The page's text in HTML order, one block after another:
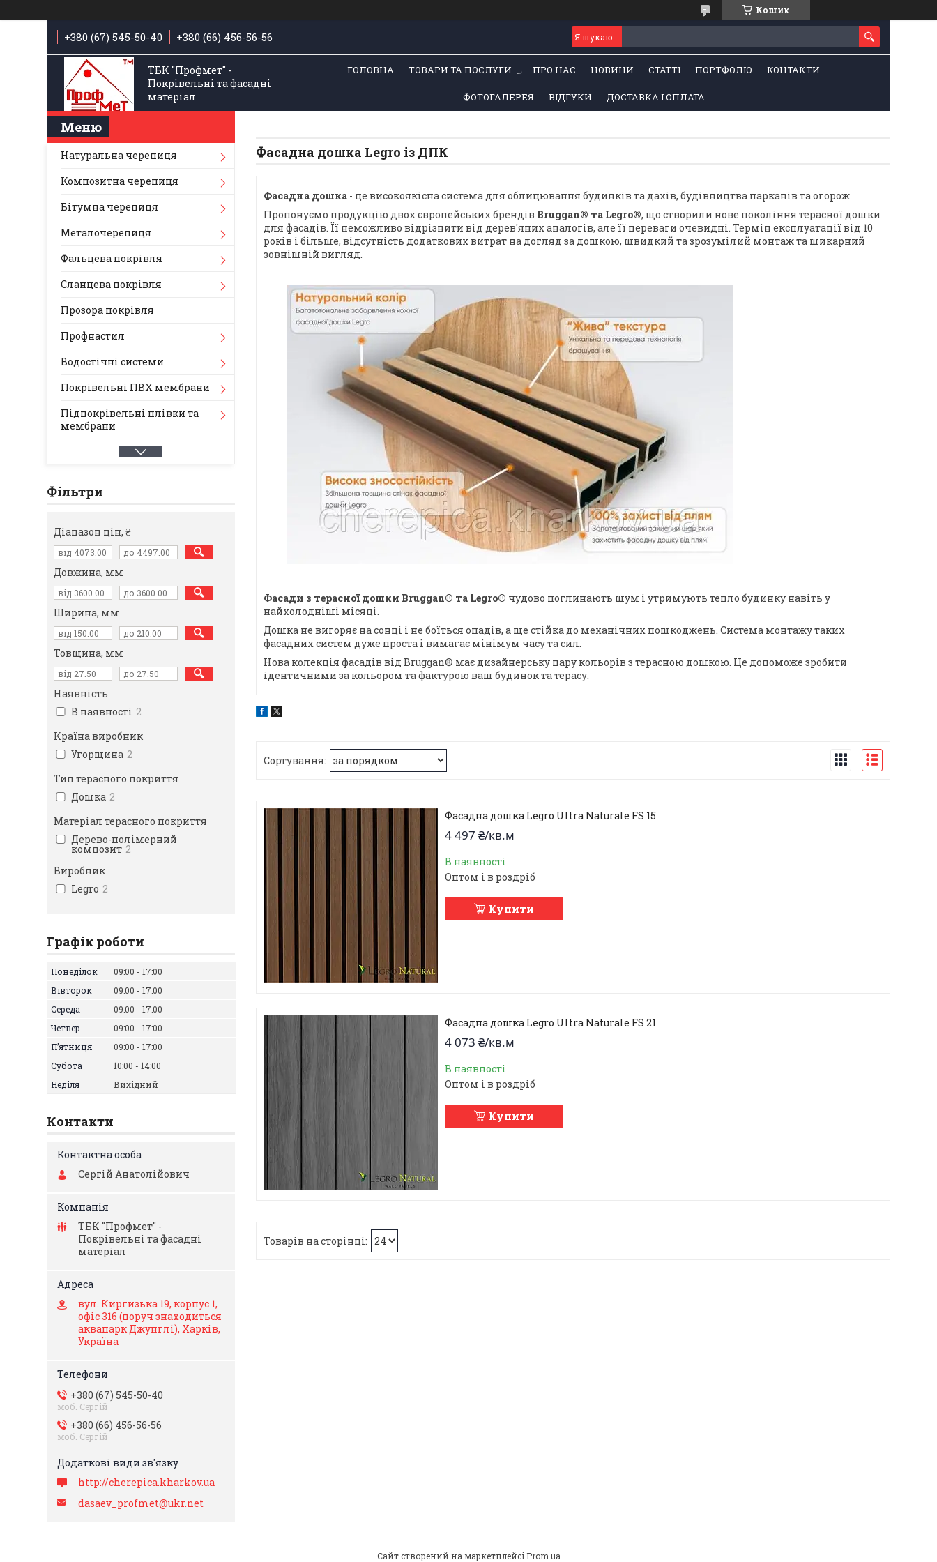
Кошик
+380 (67) 545-50-40 +380 (66) 456-56-56
ТБК "Профмет" -
Покрівельні та фасадні
матеріал
ГОЛОВНА ТОВАРИ ТА ПОСЛУГИ ПРО НАС НОВИНИ СТАТТІ ПОРТФОЛІО КОНТАКТИ
ФОТОГАЛЕРЕЯ ВІДГУКИ ДОСТАВКА І ОПЛАТА
Фасадна дошка Legro із ДПК
Фасадна дошка - це високоякісна система для облицювання будинків та дахів, будівництва парканів та огорож
Пропонуємо продукцію двох європейських брендів Bruggan® та Legro®, що створили нове покоління терасної дошки
для фасадів. Її неможливо відрізнити від дерев'яних аналогів, але її переваги очевидні. Термін експлуатації від 10
років і більше, відсутність додаткових витрат на догляд за дошкою, швидкий та зрозумілий монтаж та шикарний
зовнішній вигляд.
Фасади з терасної дошки Bruggan® та Legro® чудово поглинають шум і утримують тепло будинку навіть у
найхолодніші місяці.
Дошка не вигоряє на сонці і не боїться опадів, а ще стійка до механічних пошкоджень. Система монтажу таких
фасадних систем дуже проста і вимагає мінімум часу та сил.
Нова колекція фасадів від Bruggan® має дизайнерську пару кольорів з терасною дошкою. Це допоможе зробити
ідентичними за кольором та фактурою ваш будинок та терасу.
Фасадна дошка Legro Ultra Naturale FS 15
4 497 ₴/кв.м
В наявності
Оптом і в роздріб
Купити
Фасадна дошка Legro Ultra Naturale FS 21
4 073 ₴/кв.м
В наявності
Оптом і в роздріб
Купити
Натуральна черепиця
Композитна черепиця
Бітумна черепиця
Металочерепиця
Фальцева покрівля
Сланцева покрівля
Прозора покрівля
Профнастил
Водостічні системи
Покрівельні ПВХ мембрани
Підпокрівельні плівки та
мембрани
Фільтри
Діапазон цін, ₴
Довжина, мм
Ширина, мм
Товщина, мм
Наявність
В наявності 2
Країна виробник
Угорщина 2
Тип терасного покриття
Дошка 2
Матеріал терасного покриття
Дерево-полімерний
композит 2
Виробник
Legro 2
Графік роботи
Понеділок 09:00
17:00
Вівторок
09:00
17:00
Середа
09:00
17:00
Четвер
09:00
17:00
Пʼятниця
09:00
17:00
Субота
10:00
14:00
Неділя
Вихідний
Контакти
Сергій Анатолійович
ТБК "Профмет" -
Покрівельні та фасадні
матеріал
вул. Киргизька 19, корпус 1,
офіс 316 (поруч знаходиться
аквапарк Джунглі), Харків,
Україна
+380 (67) 545-50-40
моб. Сергій
+380 (66) 456-56-56
моб. Сергій
http://cherepica.kharkov.ua
dasaev_profmet@ukr.net
Сайт створений на маркетплейсі Prom.ua